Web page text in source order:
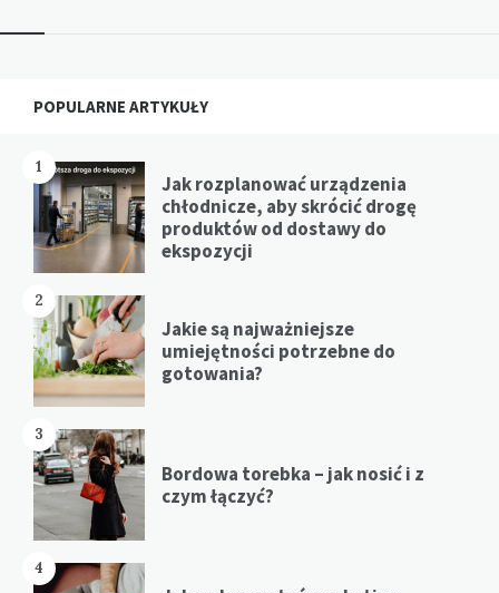
Widgets
POPULARNE ARTYKUŁY
1
Jak rozplanować urządzenia
chłodnicze, aby skrócić drogę
produktów od dostawy do
ekspozycji
2
Jakie są najważniejsze
umiejętności potrzebne do
gotowania?
3
Bordowa torebka – jak nosić i z
czym łączyć?
4